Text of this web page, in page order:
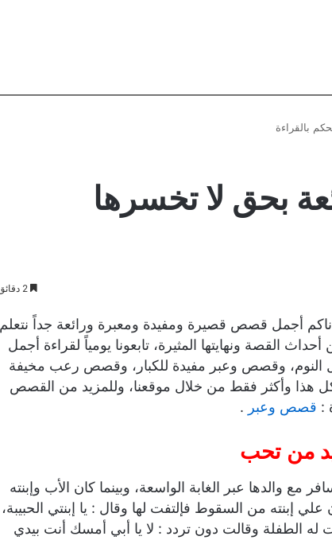
بالقراءة
بحق لا تخسرها
أجمل قصص قصيرة ومفيدة ومعبرة ورائعة جداً نتعلم
القصة ونهايتها المثيرة، تابعونا يومياً لقراءة أجمل
النوم، وقصص وعبر مفيدة للكبار، وقصص رعب مخيفة
وأكثر فقط من خلال موقعنا، وللمزيد من القصص
: قصص وعبر .
من تحب
والدها عبر الغابة الواسعة، وبينما كان الأب وإبنته
إبنته من السقوط فإلتفت لها وقال : يا إبنتي الحبيبة،
له الطفلة وقالت دون تردد : لا يا أبي أمسك أنت بيدي